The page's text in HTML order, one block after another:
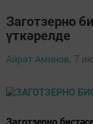
Заготзерно
үткәрелде
Айрат Аминов, 7
Заготзерно